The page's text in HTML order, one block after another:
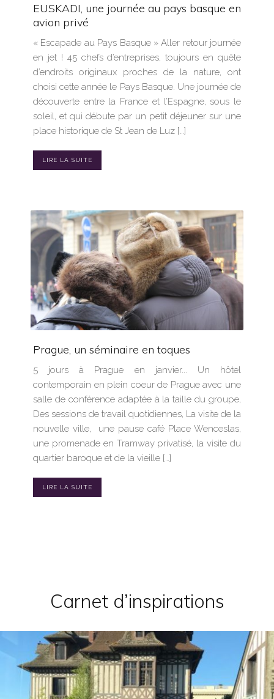
EUSKADI, une journée au pays basque en
avion privé
« Escapade au Pays Basque » Aller retour journée
en jet ! 45 chefs d’entreprises, toujours en quête
d’endroits originaux proches de la nature, ont
choisi cette année le Pays Basque. Une journée de
découverte entre la France et l’Espagne, sous le
soleil, et qui débute par un petit déjeuner sur une
place historique de St Jean de Luz […]
LIRE LA SUITE
Prague, un séminaire en toques
5 jours à Prague en janvier... Un hôtel
contemporain en plein coeur de Prague avec une
salle de conférence adaptée à la taille du groupe,
Des sessions de travail quotidiennes, La visite de la
nouvelle ville, une pause café Place Wenceslas,
une promenade en Tramway privatisé, la visite du
quartier baroque et de la vieille […]
LIRE LA SUITE
Carnet d’inspirations